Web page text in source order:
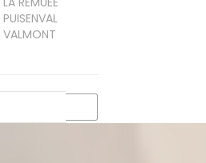
PUISENVAL
VALMONT